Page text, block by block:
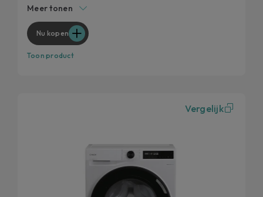
Verwijdert 99% van de dagelijkse vlekken
Hygiënische functies
Meer tonen
Nu kopen
Toon product
Vergelijk